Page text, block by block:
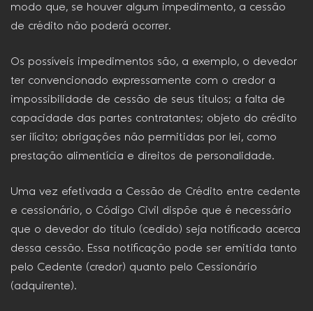
modo que, se houver algum impedimento, a cessão
de crédito não poderá ocorrer.
Os possíveis impedimentos são, a exemplo, o devedor
ter convencionado expressamente com o credor a
impossibilidade de cessão de seus títulos; a falta de
capacidade das partes contratantes; objeto do crédito
ser ilícito; obrigações não permitidas por lei, como
prestação alimentícia e direitos de personalidade.
Uma vez efetivada a Cessão de Crédito entre cedente
e cessionário, o Código Civil dispõe que é necessário
que o devedor do título (cedido) seja notificado acerca
dessa cessão. Essa notificação pode ser emitida tanto
pelo Cedente (credor) quanto pelo Cessionário
(adquirente).